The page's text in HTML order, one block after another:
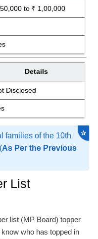
to ₹ 1,00,000
Details
Disclosed
families of the 10th
As Per the Previous
✰
List
list (MP Board) topper
who has topped in